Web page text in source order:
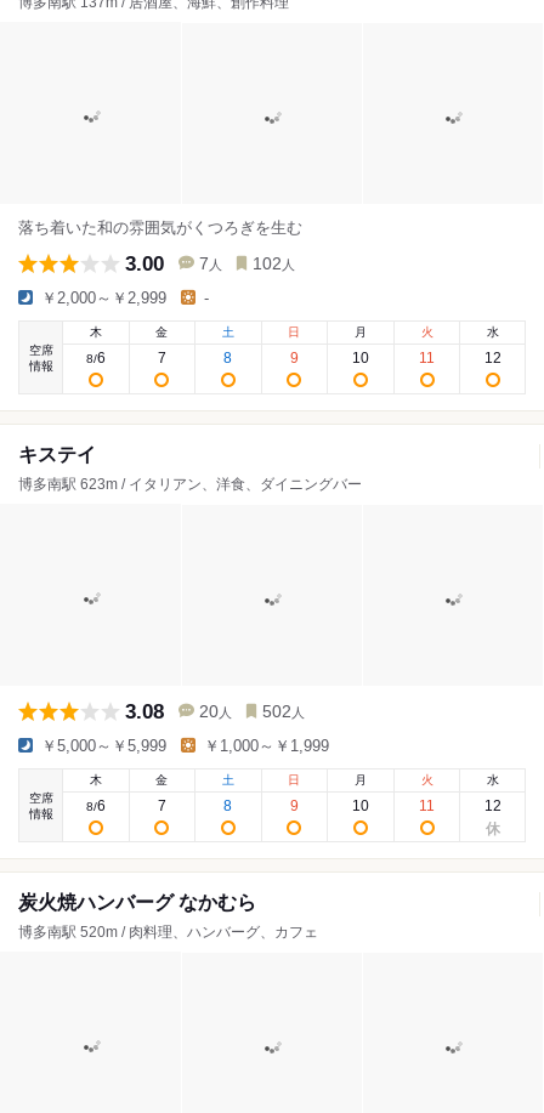
落ち着いた和の雰囲気がくつろぎを生む
3.00 7 人 102 人
￥2,000～￥2,999 -
空席
情報
木
8/6
金
7
土
8
日
9
月
10
火
11
水
12
キステイ
博多南駅 623m / イタリアン、洋食、ダイニングバー
3.08 20 人 502 人
￥5,000～￥5,999 ￥1,000～￥1,999
空席
情報
木
8/6
金
7
土
8
日
9
月
10
火
11
水
12
炭火焼ハンバーグ なかむら
博多南駅 520m / 肉料理、ハンバーグ、カフェ